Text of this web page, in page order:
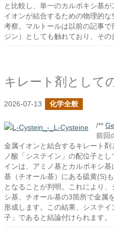
と比較し、単一のカルボキシ基
イオンが結合するための物理的
考察。マルトールは以前の記事
ジン）としても触れており、その
2026-07-13 化学全般
/**
前回
金属イオンと結合するキレート
ノ酸「システイン」の配位子と
インは、アミノ基とカルボキシ
基（チオール基）にある硫黄(S)
となることが判明。これにより
シ基、チオール基の3箇所で金属
形成します。この結果、システ
子」であると結論付けられます。